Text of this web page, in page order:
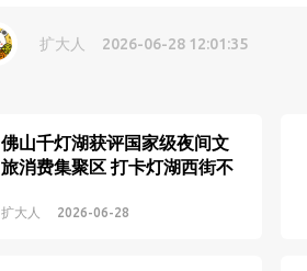
扩大人 2026-06-28 12:01:35
佛山千灯湖获评国家级夜间文
旅消费集聚区 打卡灯湖西街不
扩大人 2026-06-28